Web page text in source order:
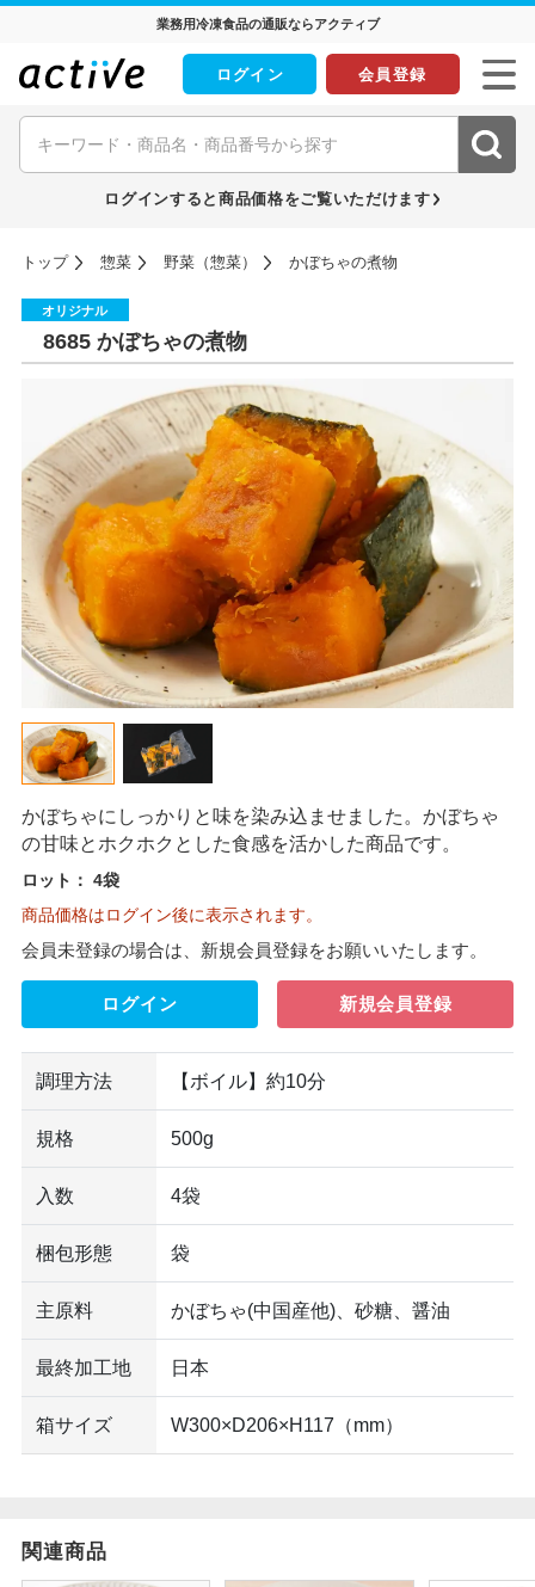
業務用冷凍食品の通販ならアクティブ
ログイン 会員登録
ログインすると商品価格をご覧いただけます
トップ 惣菜 野菜（惣菜） かぼちゃの煮物
オリジナル
8685 かぼちゃの煮物
かぼちゃにしっかりと味を染み込ませました。かぼちゃ
の甘味とホクホクとした食感を活かした商品です。
ロット： 4袋
商品価格はログイン後に表示されます。
会員未登録の場合は、新規会員登録をお願いいたします。
ログイン 新規会員登録
調理方法 【ボイル】約10分
規格 500g
入数 4袋
梱包形態 袋
主原料 かぼちゃ(中国産他)、砂糖、醤油
最終加工地 日本
箱サイズ W300×D206×H117（mm）
関連商品